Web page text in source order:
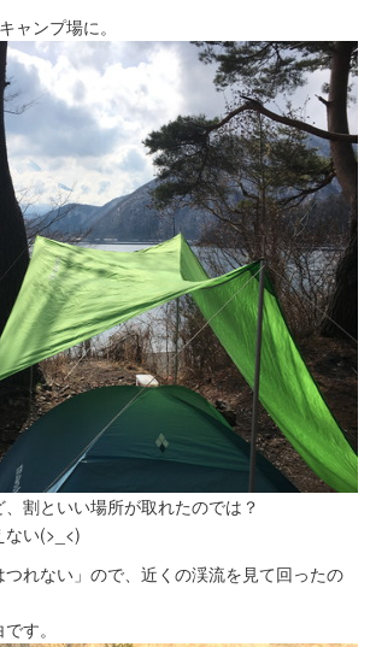
ャンプ場に。
割といい場所が取れたのでは？
ない(>_<)
れない」ので、近くの渓流を見て回ったの
す。